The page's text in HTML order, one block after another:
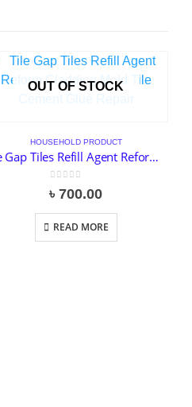
OUT OF STOCK
HOUSEHOLD PRODUCT
Tile Gap Tiles Refill Agent Reform Cladding Mold Tile Cement Glue Repair
৳700.00
READ MORE